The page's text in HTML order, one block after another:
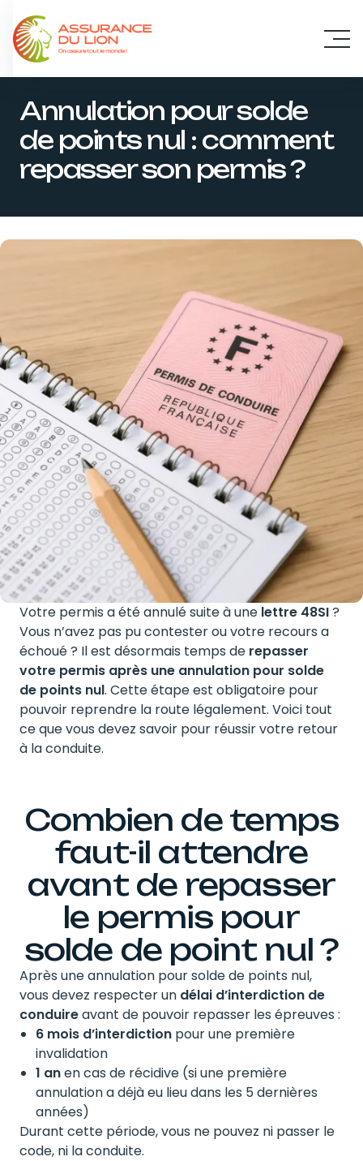
Annulation pour solde
de points nul : comment
repasser son permis ?
Votre permis a été annulé suite à une lettre 48SI?
Vous n’avez pas pu contester ou votre recours a
échoué ? Il est désormais temps de repasser
votre permis après une annulation pour solde
de points nul. Cette étape est obligatoire pour
pouvoir reprendre la route légalement. Voici tout
ce que vous devez savoir pour réussir votre retour
à la conduite.
Combien de temps
faut-il attendre
avant de repasser
le permis pour
solde de point nul ?
Après une annulation pour solde de points nul,
vous devez respecter un délai d’interdiction de
conduireavant de pouvoir repasser les épreuves :
6 mois d’interdiction pour une première
invalidation
1 anen cas de récidive (si une première
annulation a déjà eu lieu dans les 5 dernières
années)
Durant cette période, vous ne pouvez ni passer le
code, ni la conduite.